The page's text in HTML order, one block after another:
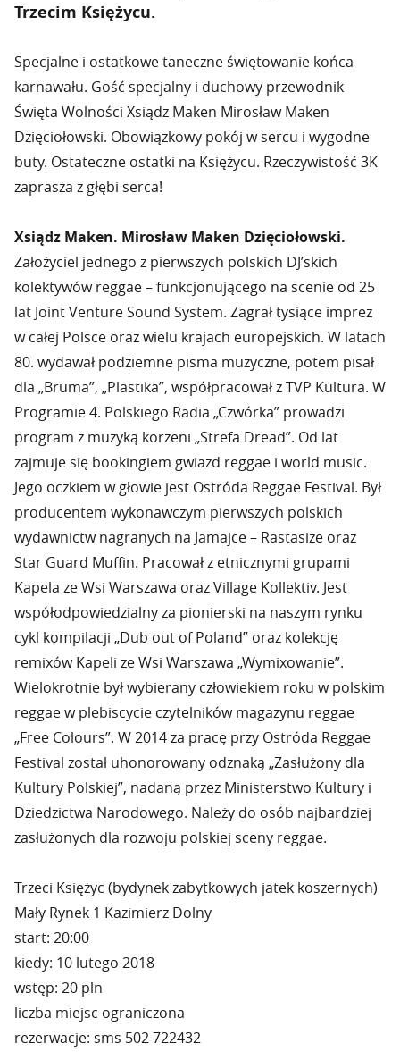
Trzecim Księżycu.
Specjalne i ostatkowe taneczne świętowanie końca
karnawału. Gość specjalny i duchowy przewodnik
Święta Wolności Xsiądz Maken Mirosław Maken
Dzięciołowski. Obowiązkowy pokój w sercu i wygodne
buty. Ostateczne ostatki na Księżycu. Rzeczywistość 3K
zaprasza z głębi serca!
Xsiądz Maken. Mirosław Maken Dzięciołowski.
Założyciel jednego z pierwszych polskich DJ’skich
kolektywów reggae – funkcjonującego na scenie od 25
lat Joint Venture Sound System. Zagrał tysiące imprez
w całej Polsce oraz wielu krajach europejskich. W latach
80. wydawał podziemne pisma muzyczne, potem pisał
dla „Bruma”, „Plastika”, współpracował z TVP Kultura. W
Programie 4. Polskiego Radia „Czwórka” prowadzi
program z muzyką korzeni „Strefa Dread”. Od lat
zajmuje się bookingiem gwiazd reggae i world music.
Jego oczkiem w głowie jest Ostróda Reggae Festival. Był
producentem wykonawczym pierwszych polskich
wydawnictw nagranych na Jamajce – Rastasize oraz
Star Guard Muffin. Pracował z etnicznymi grupami
Kapela ze Wsi Warszawa oraz Village Kollektiv. Jest
współodpowiedzialny za pionierski na naszym rynku
cykl kompilacji „Dub out of Poland” oraz kolekcję
remixów Kapeli ze Wsi Warszawa „Wymixowanie”.
Wielokrotnie był wybierany człowiekiem roku w polskim
reggae w plebiscycie czytelników magazynu reggae
„Free Colours”. W 2014 za pracę przy Ostróda Reggae
Festival został uhonorowany odznaką „Zasłużony dla
Kultury Polskiej”, nadaną przez Ministerstwo Kultury i
Dziedzictwa Narodowego. Należy do osób najbardziej
zasłużonych dla rozwoju polskiej sceny reggae.
Trzeci Księżyc (bydynek zabytkowych jatek koszernych)
Mały Rynek 1 Kazimierz Dolny
start: 20:00
kiedy: 10 lutego 2018
wstęp: 20 pln
liczba miejsc ograniczona
rezerwacje: sms 502 722432